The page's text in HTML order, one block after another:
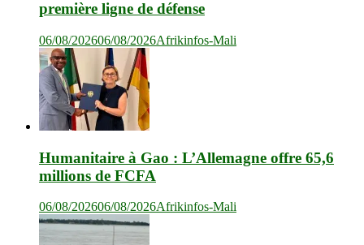
première ligne de défense
06/08/202606/08/2026Afrikinfos-Mali
Humanitaire à Gao : L’Allemagne offre 65,6
millions de FCFA
06/08/202606/08/2026Afrikinfos-Mali